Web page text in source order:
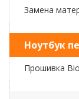
Замена
Ноутбук
Прошивка